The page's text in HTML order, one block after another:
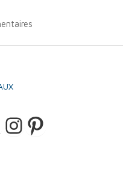
Instagram
Pinterest